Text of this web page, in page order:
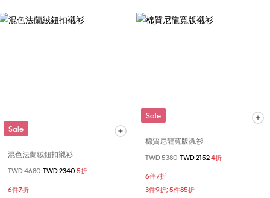
Sale
混色法蘭絨鈕扣襯衫
價格扣減從
TWD 4680 至
TWD 2340 5折
6件7折
Sale
棉質尼龍寬版襯衫
價格扣減從
TWD 5380 至
TWD 21524折
6件7折
3件9折; 5件85折